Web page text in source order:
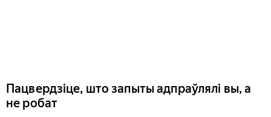
Пацвердзіце, што запыты адпраўлялі вы, а
не робат